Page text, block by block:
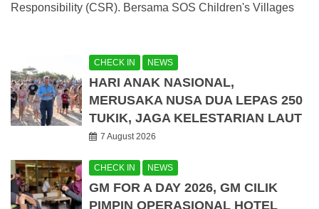
Responsibility (CSR). Bersama SOS Children's Villages
CHECK IN NEWS
HARI ANAK NASIONAL,
MERUSAKA NUSA DUA LEPAS 250
TUKIK, JAGA KELESTARIAN LAUT
7 August 2026
CHECK IN NEWS
GM FOR A DAY 2026, GM CILIK
PIMPIN OPERASIONAL HOTEL